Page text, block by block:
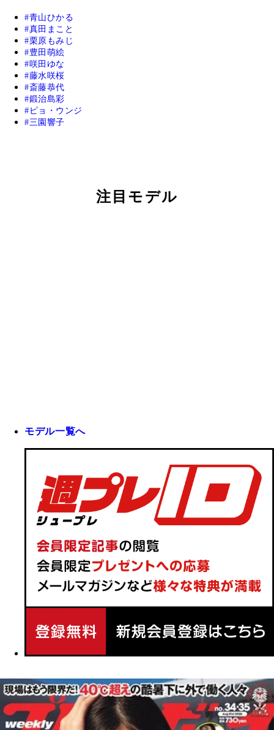
青山ひかる
真田まこと
栗原もみじ
豊田萌絵
咲田ゆな
藤水咲桜
斎藤恭代
鍛治島彩
ピョ・ウンジ
三園響子
注目モデル
モデル一覧へ